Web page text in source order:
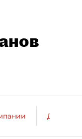
ДП о